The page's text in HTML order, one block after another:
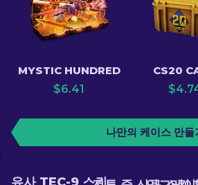
MYSTIC HUNDRED
$6.41
CS20
$
나만의 케이스 만들